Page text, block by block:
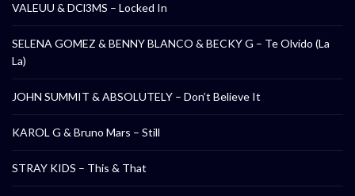
VALEUU & DCl3MS – Locked In
SELENA GOMEZ & BENNY BLANCO & BECKY G – Te Olvido (La
La)
JOHN SUMMIT & ABSOLUTELY – Don’t Believe It
KAROL G & Bruno Mars – Still
STRAY KIDS – This & That